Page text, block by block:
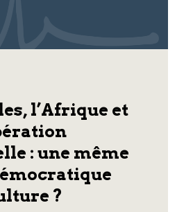
l’Afrique et
: une même
?